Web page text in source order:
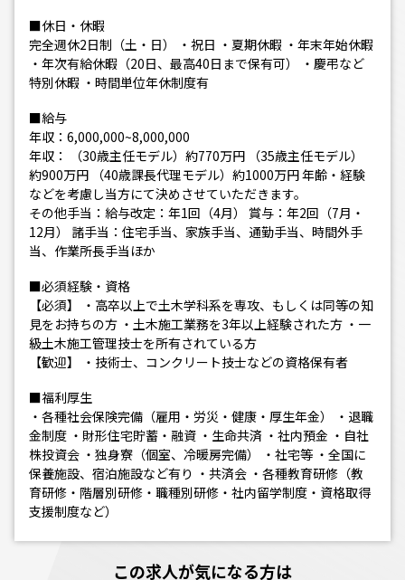
■休日・休暇
完全週休2日制（土・日） ・祝日 ・夏期休暇 ・年末年始休暇
・年次有給休暇（20日、最高40日まで保有可） ・慶弔など
特別休暇 ・時間単位年休制度有
■給与
年収：6,000,000~8,000,000
年収： （30歳主任モデル）約770万円 （35歳主任モデル）
約900万円 （40歳課長代理モデル）約1000万円 年齢・経験
などを考慮し当方にて決めさせていただきます。
その他手当：給与改定：年1回（4月） 賞与：年2回（7月・
12月） 諸手当：住宅手当、家族手当、通勤手当、時間外手
当、作業所長手当ほか
■必須経験・資格
【必須】 ・高卒以上で土木学科系を専攻、もしくは同等の知
見をお持ちの方 ・土木施工業務を3年以上経験された方 ・一
級土木施工管理技士を所有されている方
【歓迎】 ・技術士、コンクリート技士などの資格保有者
■福利厚生
・各種社会保険完備（雇用・労災・健康・厚生年金） ・退職
金制度 ・財形住宅貯蓄・融資 ・生命共済 ・社内預金 ・自社
株投資会 ・独身寮（個室、冷暖房完備） ・社宅等 ・全国に
保養施設、宿泊施設など有り ・共済会 ・各種教育研修（教
育研修・階層別研修・職種別研修・社内留学制度・資格取得
支援制度など）
この求人が気になる方は